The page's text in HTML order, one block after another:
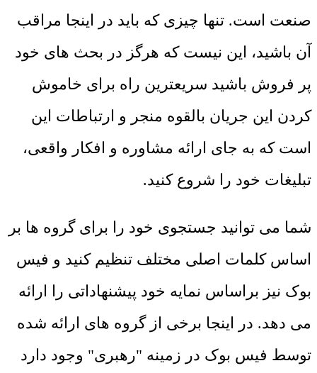
صنعت است. تنها چیزی که باید در اینجا مراقب
آن باشید، این نیست که هرگز در بحث های خود
پر فروش باشید سریعترین راه برای خاموش
کردن این جریان بالقوه منجر و ارتباطات این
است که به جای ارائه مشاوره و افکار واقعی،
تبلیغات خود را شروع کنید.
شما می توانید جستجوی خود را برای گروه ها بر
اساس کلمات اصلی مختلف تنظیم کنید و فیس
بوک نیز براساس نمایه خود پیشنهاداتی را ارائه
می دهد. در اینجا برخی از گروه های ارائه شده
توسط فیس بوک در زمینه "رهبری" وجود دارد